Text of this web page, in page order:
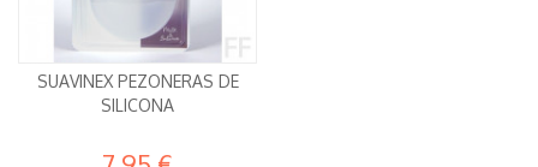
SUAVINEX PEZONERAS DE
SILICONA